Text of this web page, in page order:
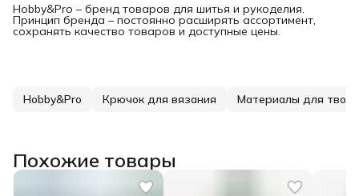
Hobby&Pro – бренд товаров для шитья и рукоделия.
Принцип бренда – постоянно расширять ассортимент,
сохранять качество товаров и доступные цены.
Hobby&Pro Крючок для вязания Материалы для
Похожие товары